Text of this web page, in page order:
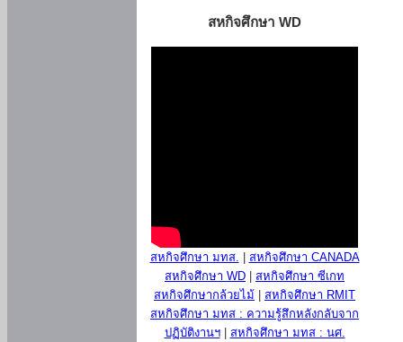
สหกิจศึกษา WD
สหกิจศึกษา มทส.
สหกิจศึกษา CANADA
สหกิจศึกษา WD
สหกิจศึกษา ซีเกท
สหกิจศึกษากล้วยไม้
สหกิจศึกษา RMIT
สหกิจศึกษา มทส : ความรู้สึกหลังกลับจาก
ปฏิบัติงานฯ| สหกิจศึกษา มทส : นศ.